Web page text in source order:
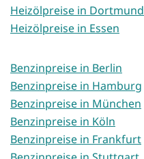
Heizölpreise in Dortmund
Heizölpreise in Essen
Benzinpreise in Berlin
Benzinpreise in Hamburg
Benzinpreise in München
Benzinpreise in Köln
Benzinpreise in Frankfurt